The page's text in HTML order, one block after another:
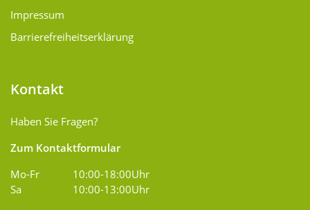
Impressum
Barrierefreiheitserklärung
Kontakt
Haben Sie Fragen?
Zum Kontaktformular
Mo-Fr
10:00-18:00Uhr
Sa
10:00-13:00Uhr